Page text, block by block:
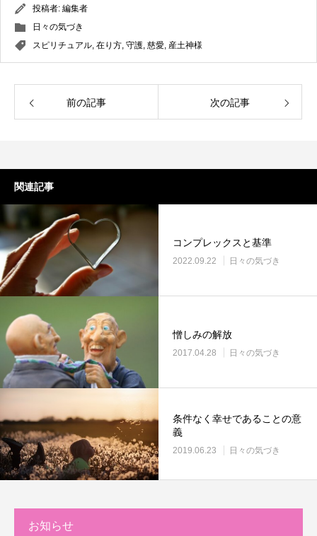
投稿者: 編集者
日々の気づき
スピリチュアル, 在り方, 守護, 慈愛, 産土神様
前の記事 次の記事
関連記事
コンプレックスと基準
2022.09.22 日々の気づき
憎しみの解放
2017.04.28 日々の気づき
条件なく幸せであることの意
義
2019.06.23 日々の気づき
お知らせ